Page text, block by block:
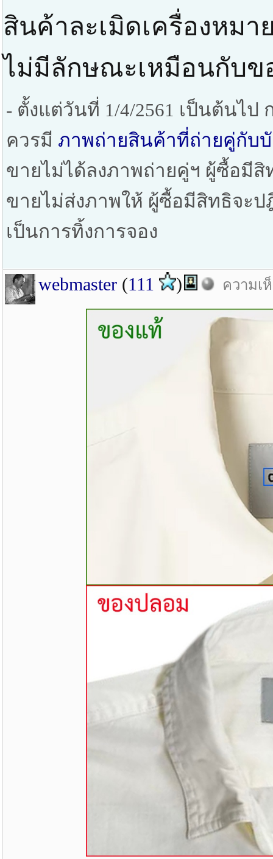
สินค้าละเมิดเครื่องหมา
ไม่มีลักษณะเหมือนกับข
- ตั้งแต่วันที่ 1/4/2561 เป็นต้นไ
ควรมี ภาพถ่ายสินค้าที่ถ่ายคู่กับ
ขายไม่ได้ลงภาพถ่ายคู่ฯ ผู้ซื้อมี
ขายไม่ส่งภาพให้ ผู้ซื้อมีสิทธิจะป
เป็นการทิ้งการจอง
webmaster (111 ) ความเ